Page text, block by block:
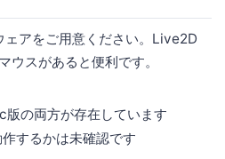
アをご用意ください。Live2D
スがあると便利です。
の両方が存在しています
するかは未確認です